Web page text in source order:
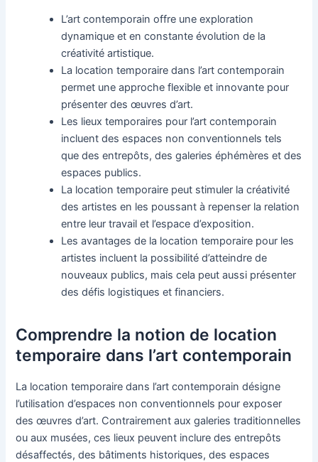
L’art contemporain offre une exploration
dynamique et en constante évolution de la
créativité artistique.
La location temporaire dans l’art contemporain
permet une approche flexible et innovante pour
présenter des œuvres d’art.
Les lieux temporaires pour l’art contemporain
incluent des espaces non conventionnels tels
que des entrepôts, des galeries éphémères et des
espaces publics.
La location temporaire peut stimuler la créativité
des artistes en les poussant à repenser la relation
entre leur travail et l’espace d’exposition.
Les avantages de la location temporaire pour les
artistes incluent la possibilité d’atteindre de
nouveaux publics, mais cela peut aussi présenter
des défis logistiques et financiers.
Comprendre la notion de location
temporaire dans l’art contemporain
La location temporaire dans l’art contemporain désigne
l’utilisation d’espaces non conventionnels pour exposer
des œuvres d’art. Contrairement aux galeries traditionnelles
ou aux musées, ces lieux peuvent inclure des entrepôts
désaffectés, des bâtiments historiques, des espaces